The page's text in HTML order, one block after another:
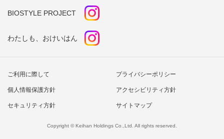
BIOSTYLE PROJECT
わたしも、おけいはん
ご利用に際して プライバシーポリシー
個人情報保護方針 アクセシビリティ方針
セキュリティ方針 サイトマップ
Copyright © Keihan Holdings Co.,Ltd. All rights reserved.